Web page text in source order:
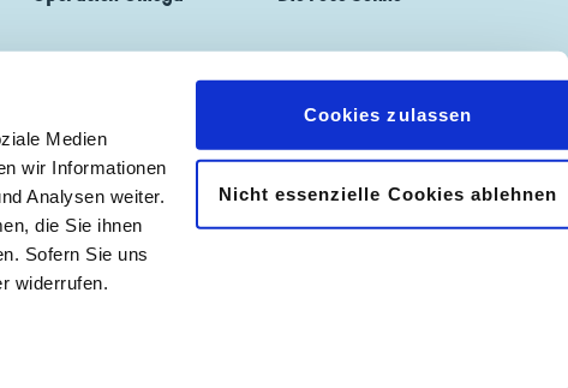
Medien
wir Informationen
Analysen weiter.
die Sie ihnen
Sofern Sie uns
widerrufen.
Cookies zulassen
Nicht essenzielle Cookies ablehnen
𝖿 📷